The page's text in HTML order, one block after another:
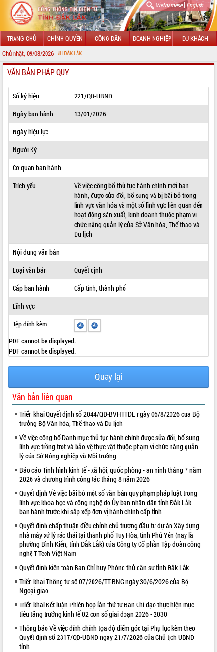
Vietnamese| English
TRANG CHỦ CHÍNH QUYỀN CÔNG DÂN DOANH NGHIỆP DU KHÁCH
Chủ nhật, 09/08/2026
GIỚI THIỆU
LÃNH ĐẠO UBND TỈNH
TIN TỨC SỰ KIỆN
SỞ, BAN, NGÀNH
UBND CÁC XÃ, PHƯỜNG
THÔNG TIN CHỈ ĐẠO ĐIỀU HÀNH
HỆ THỐNG VĂN BẢN
QUY HOẠCH - KẾ HOẠCH
VIDEO
Trailer Lễ hội Sầu riêng Đắk Lắk năm
2026
Khám bệnh, cấp phát thuốc miễn phí
và tặng quà người dân xã Cư Pui
Hội nghị UBND tỉnh Đắk Lắk thường kỳ
tháng 7/2026
Lễ truy tặng danh hiệu “Bà Mẹ Việt
Nam Anh hùng” và trao Huân chương
Lao động
UBND tỉnh Đắk Lắk triển khai nhiệm
ALBUM ẢNH
VĂN BẢN PHÁP QUY
Số ký hiệu
221/QĐ-UBND
Ngày ban hành
13/01/2026
Ngày hiệu lực
Người Ký
Cơ quan ban hành
Trích yếu
Về việc công bố thủ tục hành chính mới ban
hành, được sửa đổi, bổ sung và bị bãi bỏ trong
lĩnh vực văn hóa và một số lĩnh vực liên quan đến
hoạt động sản xuất, kinh doanh thuộc phạm vi
chức năng quản lý của Sở Văn hóa, Thể thao và
Du lịch
Nội dung văn bản
Loại văn bản
Quyết định
Cấp ban hành
Cấp tỉnh, thành phố
Lĩnh vực
Tệp đính kèm
PDF cannot be displayed.
PDF cannot be displayed.
Quay lại
Văn bản liên quan
Triển khai Quyết định số 2044/QĐ-BVHTTDL ngày 05/8/2026 của Bộ
trưởng Bộ Văn hóa, Thể thao và Du lịch
Về việc công bố Danh mục thủ tục hành chính được sửa đổi, bổ sung
lĩnh vực trồng trọt và bảo vệ thực vật thuộc phạm vi chức năng quản
lý của Sở Nông nghiệp và Môi trường
Báo cáo Tình hình kinh tế - xã hội, quốc phòng - an ninh tháng 7 năm
2026 và chương trình công tác tháng 8 năm 2026
Quyết định Về việc bãi bỏ một số văn bản quy phạm pháp luật trong
lĩnh vực khoa học và công nghệ do Ủy ban nhân dân tỉnh Đắk Lắk
ban hành trước khi sắp xếp đơn vị hành chính cấp tỉnh
Quyết định chấp thuận điều chỉnh chủ trương đầu tư dự án Xây dựng
nhà máy xử lý rác thải tại thành phố Tuy Hòa, tỉnh Phú Yên (nay là
phường Bình Kiến, tỉnh Đắk Lắk) của Công ty Cổ phần Tập đoàn công
nghệ T-Tech Việt Nam
Quyết định kiện toàn Ban Chỉ huy Phòng thủ dân sự tỉnh Đắk Lắk
Triển khai Thông tư số 07/2026/TT-BNG ngày 30/6/2026 của Bộ
Ngoại giao
Triển khai Kết luận Phiên họp lần thứ tư Ban Chỉ đạo thực hiện mục
tiêu tăng trưởng kinh tế 02 con số giai đoạn 2026 - 2030
Thông báo Về việc đính chính tọa độ điểm góc tại Phụ lục kèm theo
Quyết định số 2317/QĐ-UBND ngày 21/7/2026 của Chủ tịch UBND
tỉnh